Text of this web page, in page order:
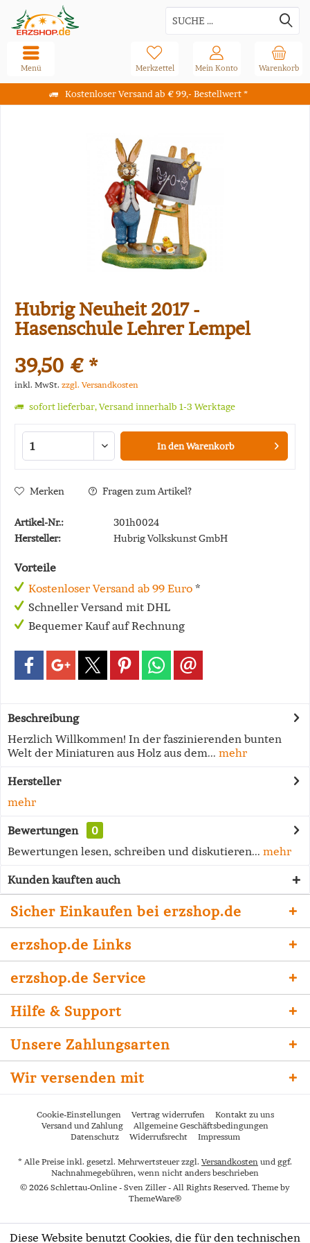
Kostenloser Versand ab € 99,- Bestellwert *
Warenkorb
Merkzettel Mein Konto
Menü
Hubrig Neuheit 2017 -
Hasenschule Lehrer Lempel
39,50 € *
inkl. MwSt. zzgl. Versandkosten
sofort lieferbar, Versand innerhalb 1-3 Werktage
In denWarenkorb
Merken Fragen zum Artikel?
Artikel-Nr.:
301h0024
Hersteller:
Hubrig Volkskunst GmbH
Vorteile
Kostenloser Versand ab 99 Euro *
Schneller Versand mit DHL
Bequemer Kauf auf Rechnung
Beschreibung
Herzlich Willkommen! In der faszinierenden bunten
Welt der Miniaturen aus Holz aus dem... mehr
Hersteller
mehr
Bewertungen
0
Bewertungen lesen, schreiben und diskutieren... mehr
Kunden kauften auch
Sicher Einkaufen bei erzshop.de
erzshop.de Links
erzshop.de Service
Hilfe & Support
Unsere Zahlungsarten
Wir versenden mit
Cookie-Einstellungen Vertrag widerrufen
Kontakt zu uns
Versand und Zahlung
Allgemeine Geschäftsbedingungen
Datenschutz
Widerrufsrecht Impressum
* Alle Preise inkl. gesetzl. Mehrwertsteuer zzgl. Versandkosten und ggf.
Nachnahmegebühren, wenn nicht anders beschrieben
© 2026 Schlettau-Online - Sven Ziller - All Rights Reserved. Theme by
ThemeWare®
Diese Website benutzt Cookies, die für den technischen